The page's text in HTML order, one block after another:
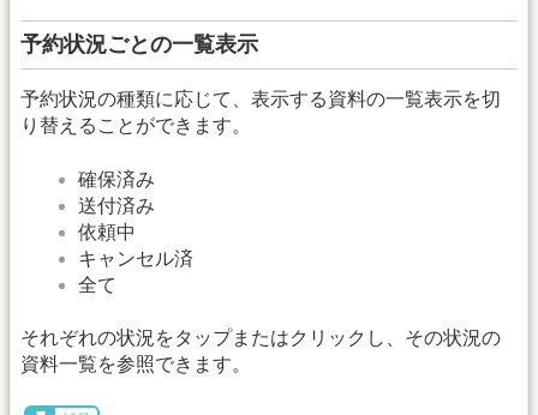
予約状況ごとの一覧表示
予約状況の種類に応じて、表示する資料の一覧表示を切
り替えることができます。
確保済み
送付済み
依頼中
キャンセル済
全て
それぞれの状況をタップまたはクリックし、その状況の
資料一覧を参照できます。